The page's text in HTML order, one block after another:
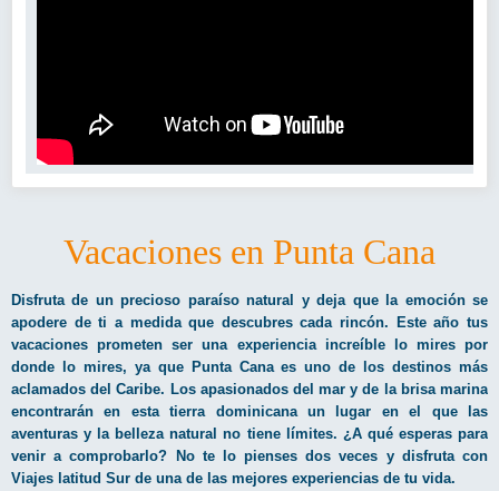
Vacaciones en Punta Cana
Disfruta de un precioso paraíso natural y deja que la emoción se
apodere de ti a medida que descubres cada rincón. Este año tus
vacaciones prometen ser una experiencia increíble lo mires por
donde lo mires, ya que Punta Cana es uno de los destinos más
aclamados del Caribe. Los apasionados del mar y de la brisa marina
encontrarán en esta tierra dominicana un lugar en el que las
aventuras y la belleza natural no tiene límites. ¿A qué esperas para
venir a comprobarlo? No te lo pienses dos veces y disfruta con
Viajes latitud Sur de una de las mejores experiencias de tu vida.